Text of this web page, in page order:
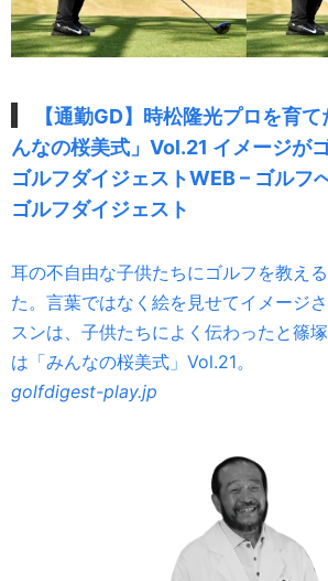
【通勤GD】時松隆光プロを育
んなの桜美式」Vol.21 イメージが
ゴルフダイジェストWEB – ゴルフ
ゴルフダイジェスト
耳の不自由な子供たちにゴルフを教え
た。言葉ではなく絵を見せてイメージ
スンは、子供たちによく伝わったと篠
は「みんなの桜美式」Vol.21。
golfdigest-play.jp